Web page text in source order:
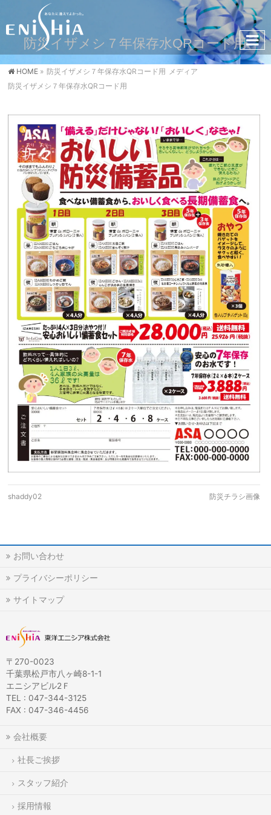
防災イザメシ７年保存水QRコード用
HOME » 防災イザメシ７年保存水QRコード用 メディア
防災イザメシ７年保存水QRコード用
shaddy02 防災チラシ画像
お問い合わせ
プライバシーポリシー
サイトマップ
〒270-0023
千葉県松戸市八ヶ崎8-1-1
エニシアビル2Ｆ
TEL : 047-344-3125
FAX : 047-346-4456
会社概要
社長ご挨拶
スタッフ紹介
採用情報